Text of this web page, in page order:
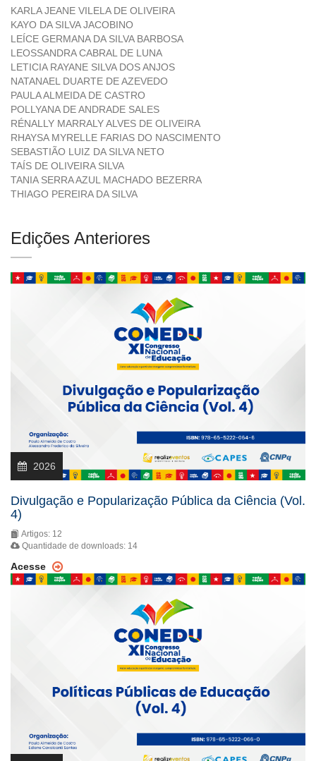
KARLA JEANE VILELA DE OLIVEIRA
KAYO DA SILVA JACOBINO
LEÍCE GERMANA DA SILVA BARBOSA
LEOSSANDRA CABRAL DE LUNA
LETICIA RAYANE SILVA DOS ANJOS
NATANAEL DUARTE DE AZEVEDO
PAULA ALMEIDA DE CASTRO
POLLYANA DE ANDRADE SALES
RÉNALLY MARRALY ALVES DE OLIVEIRA
RHAYSA MYRELLE FARIAS DO NASCIMENTO
SEBASTIÃO LUIZ DA SILVA NETO
TAÍS DE OLIVEIRA SILVA
TANIA SERRA AZUL MACHADO BEZERRA
THIAGO PEREIRA DA SILVA
Edições Anteriores
2026
Divulgação e Popularização Pública da Ciência (Vol.
4)
Artigos: 12
Quantidade de downloads: 14
Acesse